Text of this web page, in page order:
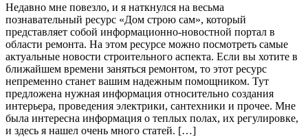
Недавно мне повезло, и я наткнулся на весьма
познавательный ресурс «Дом строю сам», который
представляет собой информационно-новостной портал в
области ремонта. На этом ресурсе можно посмотреть самые
актуальные новости строительного аспекта. Если вы хотите в
ближайшем времени заняться ремонтом, то этот ресурс
непременно станет вашим надежным помощником. Тут
предложена нужная информация относительно создания
интерьера, проведения электрики, сантехники и прочее. Мне
была интересна информация о теплых полах, их регулировке,
и здесь я нашел очень много статей. […]